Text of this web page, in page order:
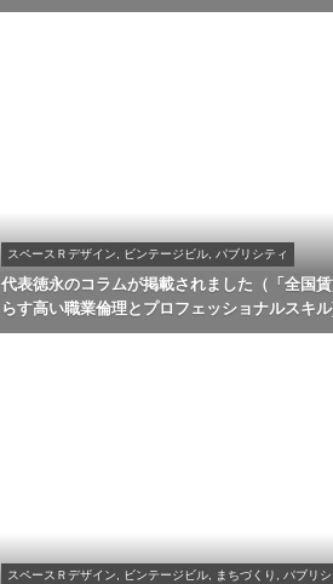
スペースＲデザイン, ビンテージビル, パブリシティ
代表徳永のコラムが掲載されました（「全国
らす高い職業倫理とプロフェッショナルスキル
スペースＲデザイン, ビンテージビル, まちづくり, パブリ